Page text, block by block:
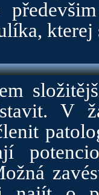
kterej
V